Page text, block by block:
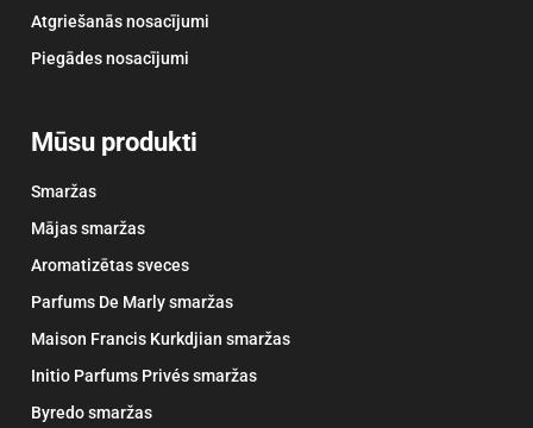
Atgriešanās nosacījumi
Piegādes nosacījumi
Mūsu produkti
Smaržas
Mājas smaržas
Aromatizētas sveces
Parfums De Marly smaržas
Maison Francis Kurkdjian smaržas
Initio Parfums Privés smaržas
Byredo smaržas